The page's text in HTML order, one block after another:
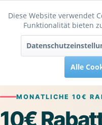
Menü
Funktionale
Tracking
Diese Website verwendet
Funktionalität bieten
Alle